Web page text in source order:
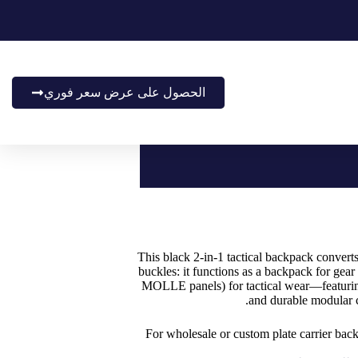
الحصول على عرض سعر فوري
This black 2-in-1 tactical backpack
buckles: it functions as a backpack for
MOLLE panels) for tactical
and durable modular
For wholesale or custom plate carrier